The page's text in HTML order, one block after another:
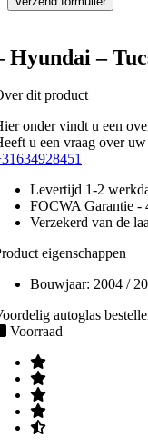
Hyundai –
dit product
onder vindt u een
u een vraag over
Levertijd 1-2
FOCWA Garantie -
Verzekerd van de
eigenschappen
Bouwjaar: 2004 /
autoglas
Voorraad